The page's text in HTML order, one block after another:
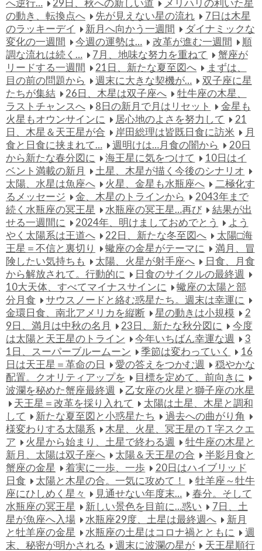
へ逆行… 29日、秋への新しい道
メリハリの利いた星
の動き、転換点へ
先が見えない星の流れ
7日は木星
のラッキーデイ
新月へ向かう一週間
ダイナミックな
変化の一週間
今週の運勢は… 改革が進む一週間
順
調な流れは続く…
7月、地味な努力を重ねて
蟹座が
リードする一週間
21日、新たな夏至図へ
まずは、
目の前の問題から
週末に大きな契機が…
双子座に星
たちが集結
26日、木星は双子座へ
牡牛座の木星、
ラストチャンスへ
8日の新月で月はリセット
金星も
火星もオウンサインに
居心地のよさを努力して
21
日、木星＆天王星が合
岸田総理は皆既日食に訪米
月
食と日食に挟まれて…
週明けは…月食の闇から
20日
から新たな春分図に
海王星に気をつけて
10日はイ
ベント満載の新月
土星、木星が描く今後のシナリオ
太陽、水星は魚座へ
火星、金星も水瓶座へ
二極化す
るメッセージ
金、木星のトラインから
2043年まで
続く水瓶座の冥王星
水瓶座の冥王星…再び
結果が出
せる一週間に
2024年、明けましておめでとう
よう
やく太陽系は王道へ
22日、新たな冬至図へ
太陽□海
王星＝不信と裏切り
蠍座の金星がテーマに
満月、冒
険したい気持ちも
太陽、火星が射手座へ
日食、月食
から解放されて。行動的に
日食のサイクルの最終週
10大天体、すべてマイナスサインに
蠍座の太陽と部
分月食
サウスノードと絡む惑星たち。週末は幸運に
金環日食、南北アメリカを縦断
星の動きは小規模
2
9日、満月は中秋の名月
23日、新たな秋分図に
今度
は太陽と天王星のトライン
今年いちばん幸運な週
3
1日、スーパーブルームーン
季節は変わっていく
16
日は天王星＝革命の日
愛の答えをつかむ週
穏やかな
配置。クオリティアップを
目標を定めて、前向きに
波瀾を秘めた蟹座最終週
乙女座の火星と獅子座の水星
天王星＝改革を採り入れて
太陽は土星、木星と調和
して
新たな夏至図と小惑星たち
過去への曲がり角
様変わりする太陽系
木星、火星、冥王星のＴ字スクエ
ア
火星から始まり、土星で終わる週
牡牛座の木星と
新月、太陽は双子座へ
太陽＆天王星の合
半影月食と
蟹座の金星
着実に一歩、一歩
20日はハイブリッド
日食
太陽と木星の合。一気に攻めて！
牡羊座～牡牛
座にひしめく星々
見通せない年度末…
春分。そして
水瓶座の冥王星
新しい景色を目前に…惑い
7日、土
星が魚座へ入場
水瓶座29度、土星は最終週へ
新月
と牡羊座の金星
水瓶座の土星はコロナ禍とともに
週
末、秘密が明かされる
週末に波瀾の星が
天王星順行